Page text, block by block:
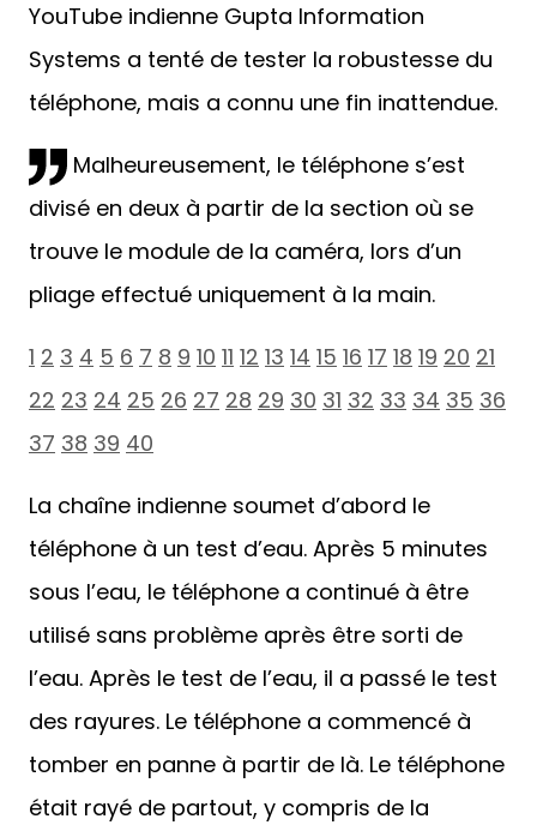
YouTube indienne Gupta Information
Systems a tenté de tester la robustesse du
téléphone, mais a connu une fin inattendue.
Malheureusement, le téléphone s’est
divisé en deux à partir de la section où se
trouve le module de la caméra, lors d’un
pliage effectué uniquement à la main.
1 2 3 4 5 6 7 8 9 10 11 12 13 14 15 16 17 18 19 20 21
22 23 24 25 26 27 28 29 30 31 32 33 34 35 36
37 38 39 40
La chaîne indienne soumet d’abord le
téléphone à un test d’eau. Après 5 minutes
sous l’eau, le téléphone a continué à être
utilisé sans problème après être sorti de
l’eau. Après le test de l’eau, il a passé le test
des rayures. Le téléphone a commencé à
tomber en panne à partir de là. Le téléphone
était rayé de partout, y compris de la